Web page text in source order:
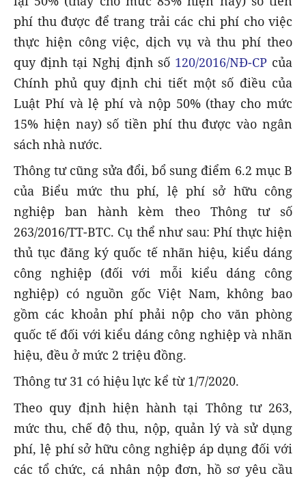
phí thu được để trang trải các chi phí cho việc
thực hiện công việc, dịch vụ và thu phí theo
quy định tại Nghị định số 120/2016/NĐ-CP của
Chính phủ quy định chi tiết một số điều của
Luật Phí và lệ phí và nộp 50% (thay cho mức
15% hiện nay) số tiền phí thu được vào ngân
sách nhà nước.
Thông tư cũng sửa đổi, bổ sung điểm 6.2 mục B
của Biểu mức thu phí, lệ phí sở hữu công
nghiệp ban hành kèm theo Thông tư số
263/2016/TT-BTC. Cụ thể như sau: Phí thực hiện
thủ tục đăng ký quốc tế nhãn hiệu, kiểu dáng
công nghiệp (đối với mỗi kiểu dáng công
nghiệp) có nguồn gốc Việt Nam, không bao
gồm các khoản phí phải nộp cho văn phòng
quốc tế đối với kiểu dáng công nghiệp và nhãn
hiệu, đều ở mức 2 triệu đồng.
Thông tư 31 có hiệu lực kể từ 1/7/2020.
Theo quy định hiện hành tại Thông tư 263,
mức thu, chế độ thu, nộp, quản lý và sử dụng
phí, lệ phí sở hữu công nghiệp áp dụng đối với
các tổ chức, cá nhân nộp đơn, hồ sơ yêu cầu